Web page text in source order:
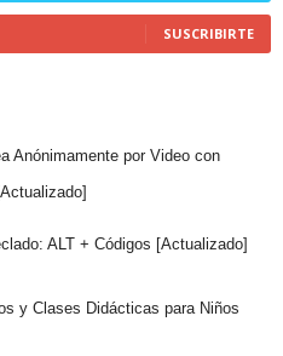
SUSCRIBIRTE
Anónimamente por Video con
ALT + Códigos [Actualizado]
y Clases Didácticas para Niños